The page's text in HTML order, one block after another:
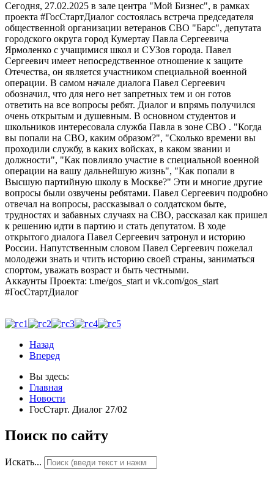
Сегодня, 27.02.2025 в зале центра "Мой Бизнес", в рамках
проекта #ГосСтартДиалог состоялась встреча председателя
общественной организации ветеранов СВО "Барс", депутата
городского округа город Кумертау Павла Сергеевича
Ярмоленко с учащимися школ и СУЗов города. Павел
Сергеевич имеет непосредственное отношение к защите
Отечества, он является участником специальной военной
операции. В самом начале диалога Павел Сергеевич
обозначил, что для него нет запретных тем и он готов
ответить на все вопросы ребят. Диалог и впрямь получился
очень открытым и душевным. В основном студентов и
школьников интересовала служба Павла в зоне СВО . "Когда
вы попали на СВО, каким образом?", "Сколько времени вы
проходили службу, в каких войсках, в каком звании и
должности", "Как повлияло участие в специальной военной
операции на вашу дальнейшую жизнь", "Как попали в
Высшую партийную школу в Москве?" Эти и многие другие
вопросы были озвучены ребятами. Павел Сергеевич подробно
отвечал на вопросы, рассказывал о солдатском быте,
трудностях и забавных случаях на СВО, рассказал как пришел
к решению идти в партию и стать депутатом. В ходе
открытого диалога Павел Сергеевич затронул и историю
России. Напутственным словом Павел Сергеевич пожелал
молодежи знать и чтить историю своей страны, заниматься
спортом, уважать возраст и быть честными.
Аккаунты Проекта: t.me/gos_start и vk.com/gos_start
#ГосСтартДиалог
Назад
Вперед
Вы здесь:
Главная
Новости
ГосСтарт. Диалог 27/02
Поиск по сайту
Искать...